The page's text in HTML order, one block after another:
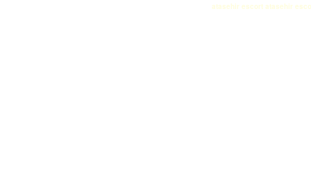
atasehir escort atasehir